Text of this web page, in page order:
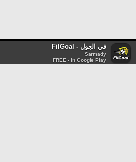
في الجول - FilGoal
Sarmady
FREE - In Google Play